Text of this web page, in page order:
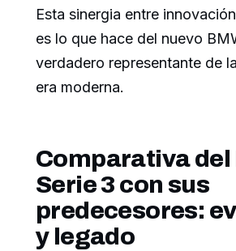
Esta sinergia entre
es lo que hace del nuevo
verdadero representante de
era moderna.
Comparativa del
Serie 3 con sus
predecesores:
y legado